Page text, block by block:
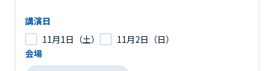
講演日
11月1日（土）
11月2日（日）
会場